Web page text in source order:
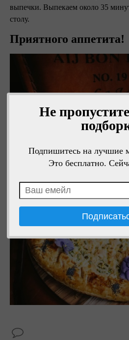
Не
Подпишитесь на лучшие
Это бесплатно.
выпечки. Выпекаем около 35
столу.
Приятного аппетита!